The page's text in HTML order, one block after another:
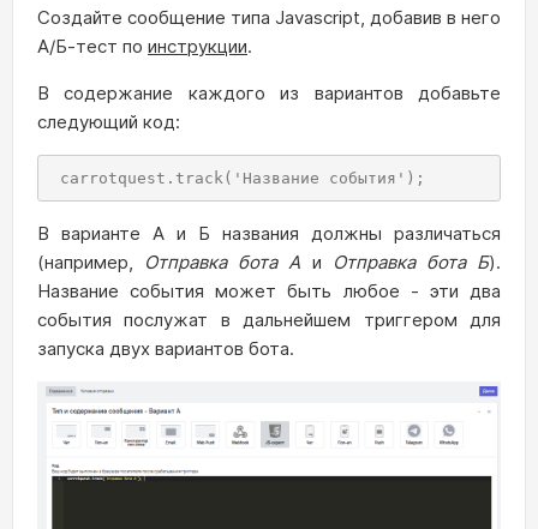
Создайте сообщение типа Javascript, добавив в него
А/Б-тест по инструкции.
В содержание каждого из вариантов добавьте
следующий код:
carrotquest.track('Название события');
В варианте А и Б названия должны различаться
(например, Отправка бота А и Отправка бота Б).
Название события может быть любое - эти два
события послужат в дальнейшем триггером для
запуска двух вариантов бота.